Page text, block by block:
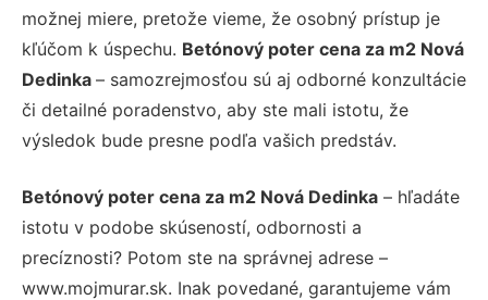
možnej miere, pretože vieme, že osobný prístup je
kľúčom k úspechu. Betónový poter cena za m2 Nová
Dedinka – samozrejmosťou sú aj odborné konzultácie
či detailné poradenstvo, aby ste mali istotu, že
výsledok bude presne podľa vašich predstáv.
Betónový poter cena za m2 Nová Dedinka – hľadáte
istotu v podobe skúseností, odbornosti a
precíznosti? Potom ste na správnej adrese –
www.mojmurar.sk. Inak povedané, garantujeme vám